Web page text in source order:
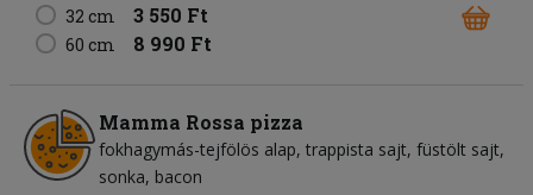
32 cm 3 550 Ft
60 cm 8 990 Ft
Mamma Rossa pizza
fokhagymás-tejfölös alap trappista sajt füstölt sajt
sonka bacon